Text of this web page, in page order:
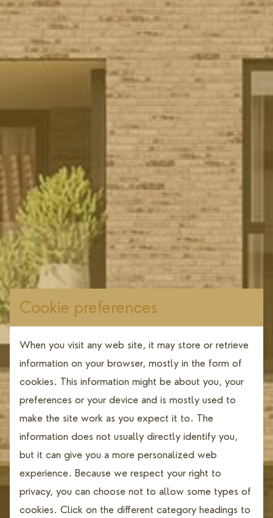
Cookie preferences
When you visit any web site, it may store or retrieve
information on your browser, mostly in the form of
cookies. This information might be about you, your
preferences or your device and is mostly used to
make the site work as you expect it to. The
information does not usually directly identify you,
but it can give you a more personalized web
experience. Because we respect your right to
privacy, you can choose not to allow some types of
cookies. Click on the different category headings to